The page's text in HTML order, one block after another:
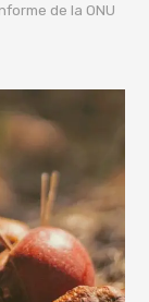
de la ONU